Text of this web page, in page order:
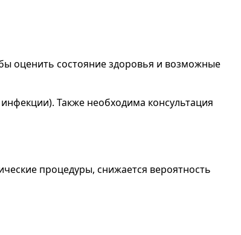
оценить состояние здоровья и возможные
Также необходима консультация
процедуры, снижается вероятность